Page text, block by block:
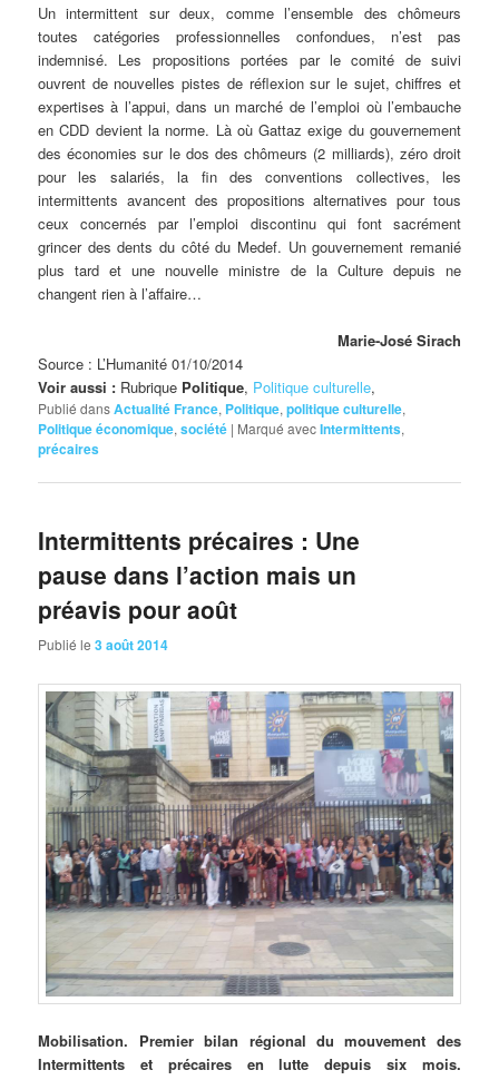
Un intermittent sur deux, comme l’ensemble des chômeurs
toutes catégories professionnelles confondues, n’est pas
indemnisé. Les propositions portées par le comité de suivi
ouvrent de nouvelles pistes de réflexion sur le sujet, chiffres et
expertises à l’appui, dans un marché de l’emploi où l’embauche
en CDD devient la norme. Là où Gattaz exige du gouvernement
des économies sur le dos des chômeurs (2 milliards), zéro droit
pour les salariés, la fin des conventions collectives, les
intermittents avancent des propositions alternatives pour tous
ceux concernés par l’emploi discontinu qui font sacrément
grincer des dents du côté du Medef. Un gouvernement remanié
plus tard et une nouvelle ministre de la Culture depuis ne
changent rien à l’affaire…
Marie-José Sirach
Source : L’Humanité 01/10/2014
Voir aussi : Rubrique Politique, Politique culturelle,
Publié dansActualité France, Politique,politique culturelle,
Politique économique,société | Marqué avecIntermittents,
précaires
Intermittents précaires : Une
pause dans l’action mais un
préavis pour août
Publié le3 août 2014
Mobilisation. Premier bilan régional du mouvement des
Intermittents et précaires en lutte depuis six mois.